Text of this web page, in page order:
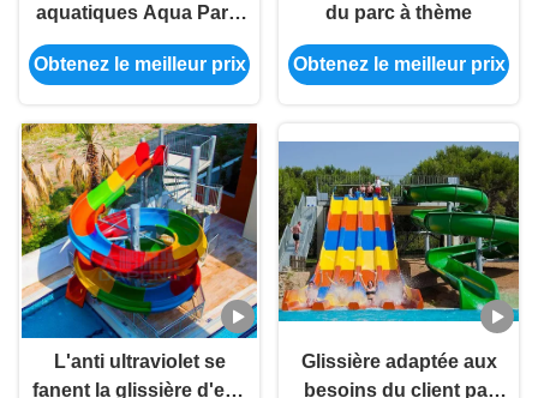
aquatiques Aqua Park,
toboggan aquatique de
7 mètres de haut,
courbes en fibre de
verre, toboggan de
piscine
Obtenez le meilleur prix
du parc à thème
Obtenez le meilleur prix
L'anti ultraviolet se
fanent la glissière d'eau
Glissière adaptée aux
besoins du client par